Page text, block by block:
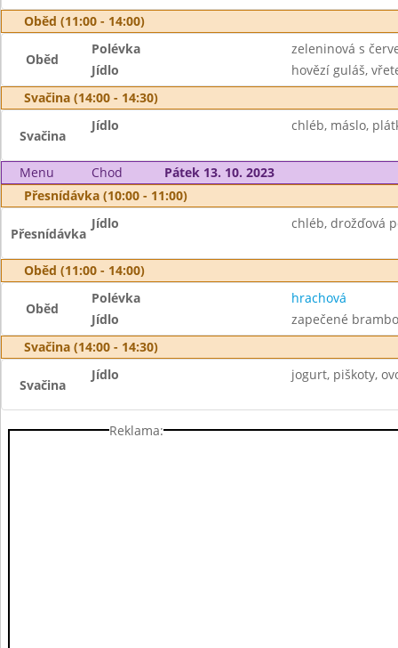
Oběd (11:00 - 14:00)
Oběd
Polévka
zeleninová s
Jídlo
hovězí guláš,
Svačina (14:00 - 14:30)
Svačina
Jídlo chléb, máslo,
Menu Chod
Pátek 13. 10. 2023
Přesnídávka (10:00 - 11:00)
Přesnídávka
Jídlo chléb, drožďová
Oběd (11:00 - 14:00)
Oběd
Polévka
hrachová
Jídlo
zapečené
Svačina (14:00 - 14:30)
Svačina
Jídlo jogurt, piškoty,
Reklama: